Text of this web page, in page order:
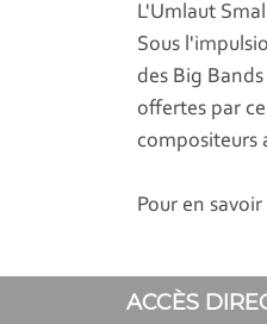
L'Umlaut
Sous
des Big
offertes par
compositeurs
Pour en savoir
ACCÈS